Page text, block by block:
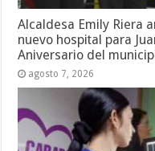
Alcaldesa Emily Riera
nuevo hospital para
Aniversario del
agosto 7, 2026